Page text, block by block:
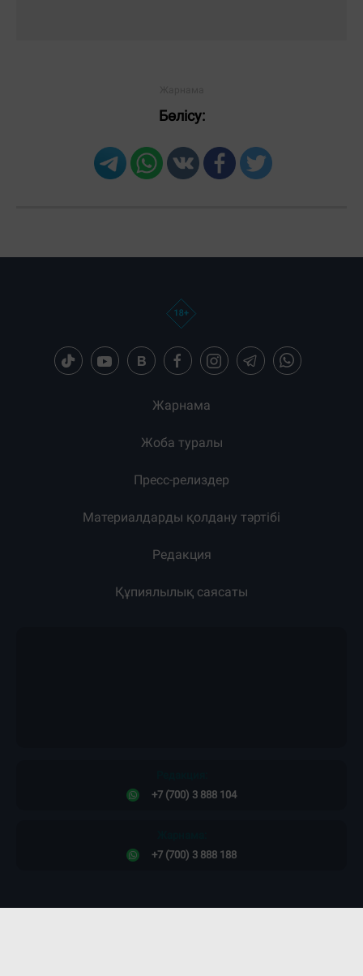
Бөлісу:
Жарнама
Жоба туралы
Пресс-релиздер
Материалдарды қолдану тәртібі
Редакция
Құпиялылық саясаты
+7 (700) 3 888 104
+7 (700) 3 888 188